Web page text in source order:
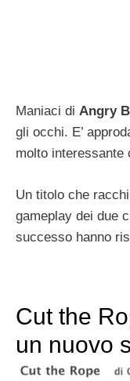
Maniaci di Angry
gli occhi. E’
molto interessante
Un titolo che
gameplay dei due
successo hanno
Cut the
un nuovo